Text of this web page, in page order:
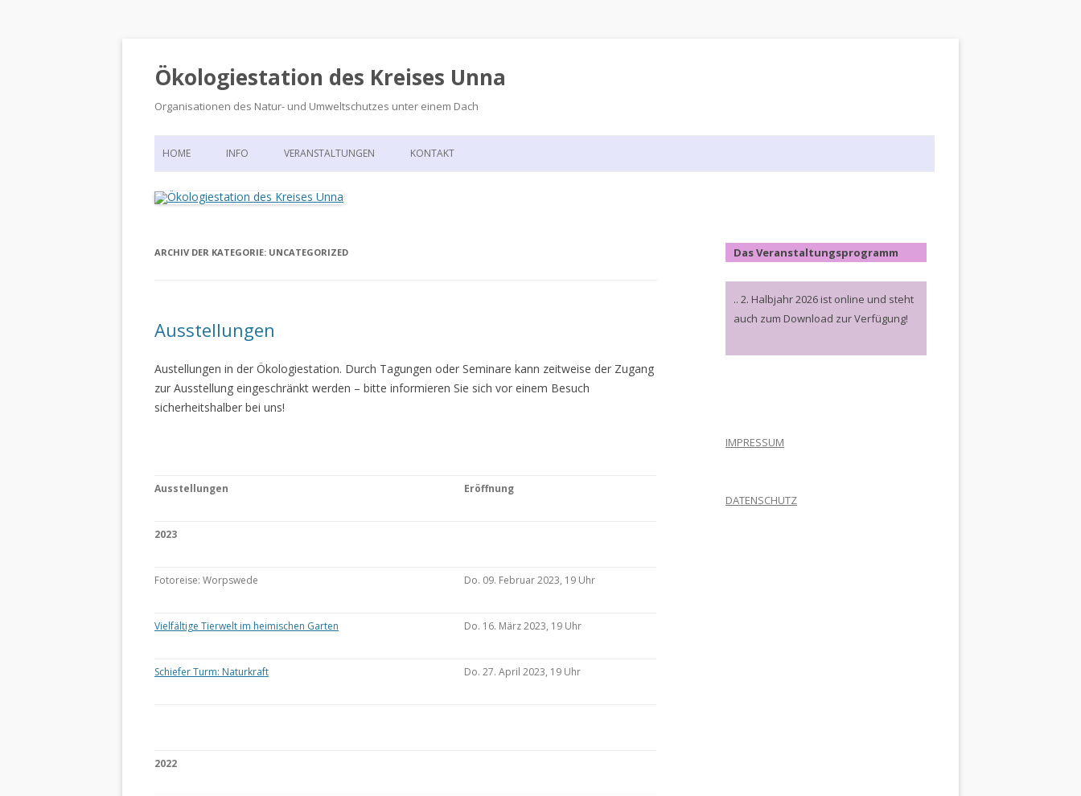
Ökologiestation des Kreises Unna
Organisationen des Natur- und Umweltschutzes unter einem Dach
Zum
HOME INFO VERANSTALTUNGEN KONTAKT
ARCHIV DER KATEGORIE: UNCATEGORIZED
Ausstellungen
Austellungen in der Ökologiestation. Durch Tagungen oder Seminare kann zeitweise der Zugang
zur Ausstellung eingeschränkt werden – bitte informieren Sie sich vor einem Besuch
sicherheitshalber bei uns!
Ausstellungen Eröffnung
2023
Fotoreise: Worpswede Do. 09. Februar 2023, 19 Uhr
Vielfältige Tierwelt im heimischen Garten Do. 16. März 2023, 19 Uhr
Schiefer Turm: Naturkraft Do. 27. April 2023, 19 Uhr
2022
Das Veranstaltungsprogramm
.. 2. Halbjahr 2026 ist online und steht
auch zum Download zur Verfügung!
IMPRESSUM
DATENSCHUTZ